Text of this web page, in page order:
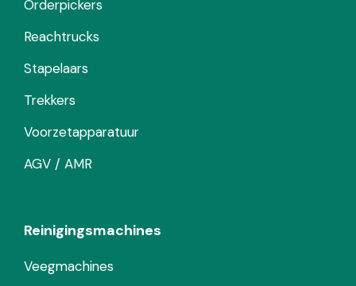
Orderpickers
Reachtrucks
Stapelaars
Trekkers
Voorzetapparatuur
AGV / AMR
Reinigingsmachines
Veegmachines